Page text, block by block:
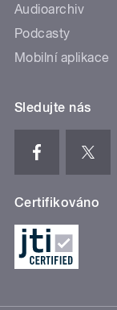
Audioarchiv
Podcasty
Mobilní aplikace
Sledujte nás
Certifikováno